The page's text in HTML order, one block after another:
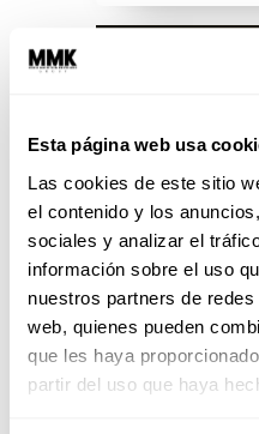
Esta página web usa
Las cookies de este sitio
el contenido y los
sociales y analizar el
información sobre el uso
nuestros partners de
web, quienes pueden
que les haya
partir del uso que haya
Martha
Jueves 25